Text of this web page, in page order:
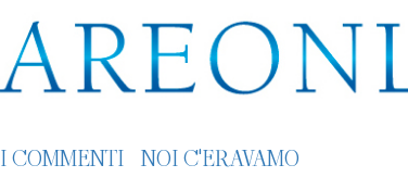
I COMMENTI NOI C'ERAVAMO